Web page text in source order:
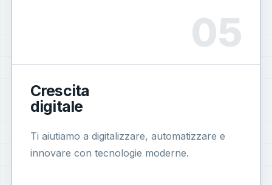
Crescita
digitale
Ti aiutiamo a digitalizzare, automatizzare e
innovare con tecnologie moderne.